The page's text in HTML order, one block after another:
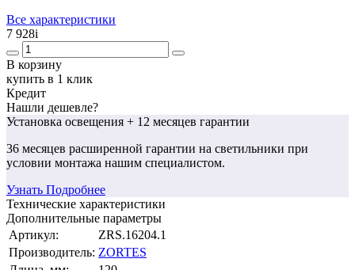
Все характеристики
7 928i
В корзину
купить в 1 клик
Кредит
Нашли дешевле?
Установка освещения + 12 месяцев гарантии
36 месяцев расширенной гарантии на светильники при
условии монтажа нашим специалистом.
Узнать Подробнее
Технические характеристики
Дополнительные параметры
Артикул:
ZRS.16204.1
Производитель: ZORTES